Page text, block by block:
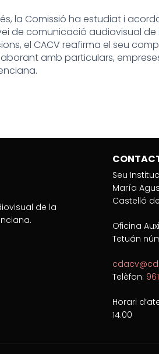
la Comissió ha estudiat i
de comunicació audiovisual
el CACV reafirma el seu
amb particulars,
de la
Seu
María
Castelló
Oficina
Tetuán
Telèfon:
Horari
14.00